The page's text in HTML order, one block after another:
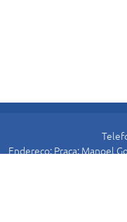
Endereço: Praça: Manoel